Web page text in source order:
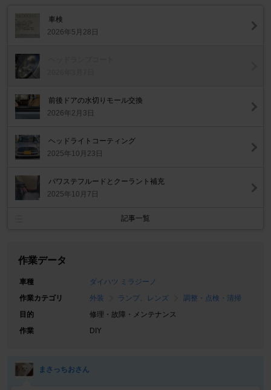
車検
2026年5月28日
前後ドアの水切りモール交換
2026年2月3日
ヘッドライトコーティング
2025年10月23日
パワステフルードとクーラント補充
2025年10月7日
記事一覧
作業データ
車種
ダイハツ ミラジーノ
作業カテゴリ
外装 ランプ、レンズ
調整・点検・清掃
目的
修理・故障・メンテナンス
作業
DIY
まさっちおさん